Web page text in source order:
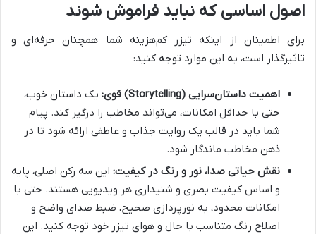
اصول اساسی که نباید فراموش شوند
برای اطمینان از اینکه تیزر کم‌هزینه شما همچنان حرفه‌ای و
تاثیرگذار است، به این موارد توجه کنید:
اهمیت داستان‌سرایی (Storytelling) قوی:
یک داستان خوب،
حتی با حداقل امکانات، می‌تواند مخاطب را درگیر کند. پیام
شما باید در قالب یک روایت جذاب و عاطفی ارائه شود تا در
ذهن مخاطب ماندگار شود.
نقش حیاتی صدا، نور و رنگ در کیفیت: این سه رکن اصلی، پایه
و اساس کیفیت بصری و شنیداری هر ویدیویی هستند. حتی با
امکانات محدود، به نورپردازی صحیح، ضبط صدای واضح و
اصلاح رنگ متناسب با حال و هوای تیزر خود توجه کنید. این